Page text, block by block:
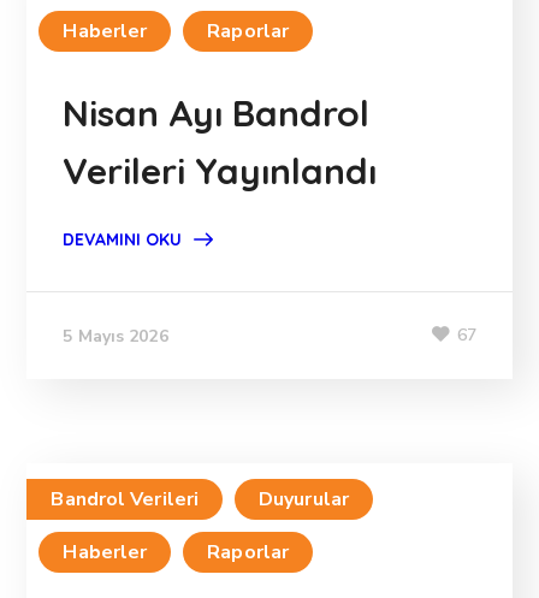
Haberler
Raporlar
Nisan Ayı Bandrol
Verileri Yayınlandı
DEVAMINI OKU
5 Mayıs 2026 67
Bandrol Verileri
Duyurular
Haberler
Raporlar